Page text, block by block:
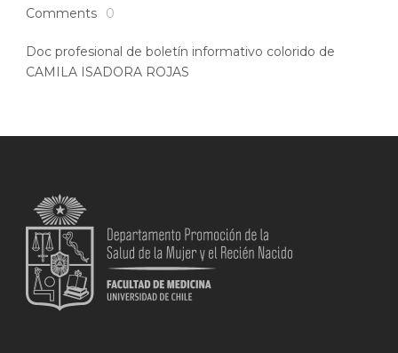
Comments
0
Doc profesional de boletín informativo colorido de
CAMILA ISADORA ROJAS